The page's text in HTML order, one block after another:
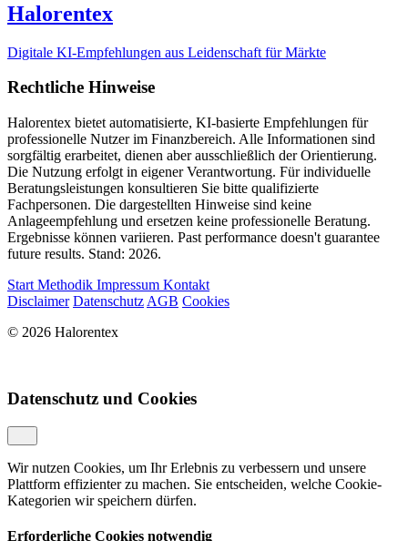
Halorentex
Digitale KI-Empfehlungen aus Leidenschaft für Märkte
Rechtliche Hinweise
Halorentex bietet automatisierte, KI-basierte Empfehlungen für
professionelle Nutzer im Finanzbereich. Alle Informationen sind
sorgfältig erarbeitet, dienen aber ausschließlich der Orientierung.
Die Nutzung erfolgt in eigener Verantwortung. Für individuelle
Beratungsleistungen konsultieren Sie bitte qualifizierte
Fachpersonen. Die dargestellten Hinweise sind keine
Anlageempfehlung und ersetzen keine professionelle Beratung.
Ergebnisse können variieren. Past performance doesn't guarantee
future results. Stand: 2026.
Start Methodik Impressum Kontakt
Disclaimer Datenschutz AGB Cookies
© 2026 Halorentex
Datenschutz und Cookies
Wir nutzen Cookies, um Ihr Erlebnis zu verbessern und unsere
Plattform effizienter zu machen. Sie entscheiden, welche Cookie-
Kategorien wir speichern dürfen.
Erforderliche Cookies notwendig